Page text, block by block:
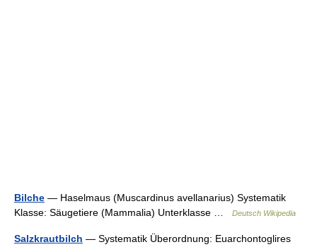
Bilche — Haselmaus (Muscardinus avellanarius) Systematik
Klasse: Säugetiere (Mammalia) Unterklasse …
Deutsch Wikipedia
Salzkrautbilch — Systematik Überordnung: Euarchontoglires